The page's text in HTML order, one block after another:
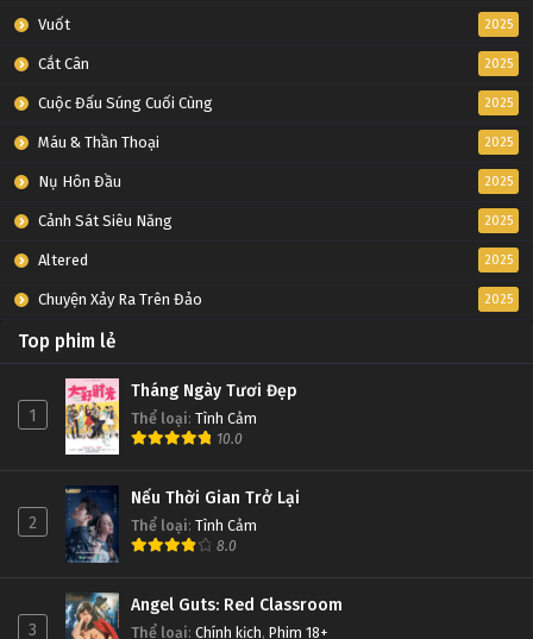
Vuốt 2025
Cắt Cân 2025
Cuộc Đấu Súng Cuối Cùng 2025
Máu & Thần Thoại 2025
Nụ Hôn Đầu 2025
Cảnh Sát Siêu Năng 2025
Altered 2025
Chuyện Xảy Ra Trên Đảo 2025
Top phim lẻ
1
Tháng Ngày Tươi Đẹp
Thể loại: Tình Cảm
10.0
2
Nếu Thời Gian Trở Lại
Thể loại: Tình Cảm
8.0
3
Angel Guts: Red Classroom
Thể loại: Chính kịch, Phim 18+